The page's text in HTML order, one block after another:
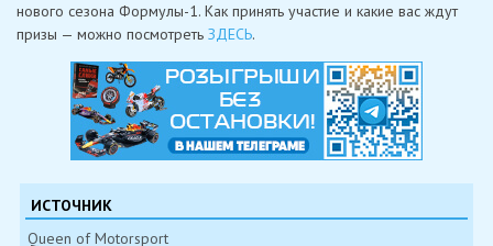
нового сезона Формулы-1. Как принять участие и какие вас ждут
призы — можно посмотреть ЗДЕСЬ.
ИСТОЧНИК
Queen of Motorsport